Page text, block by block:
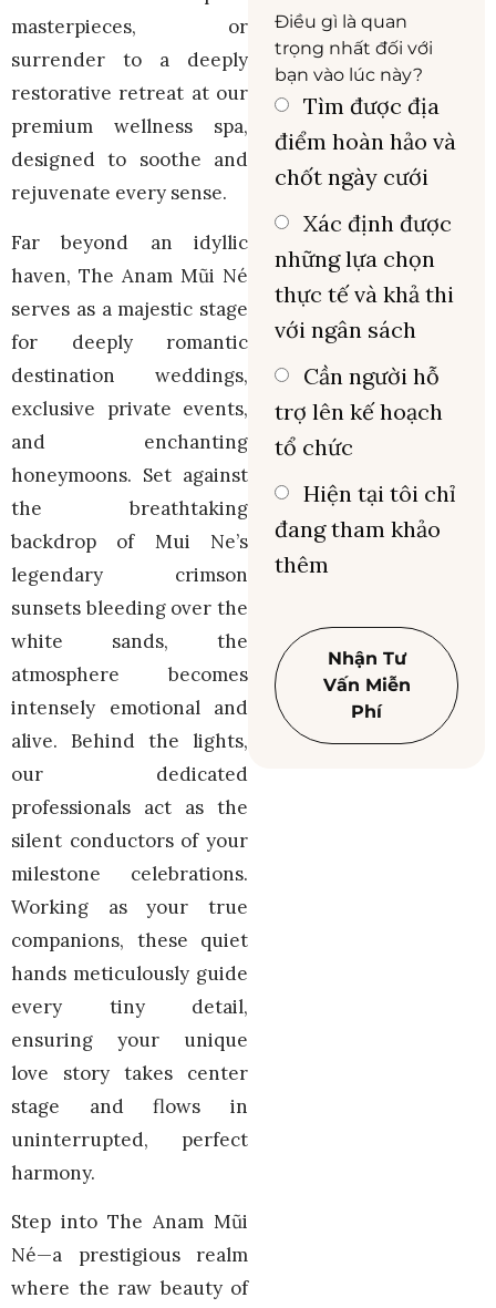
masterpieces, or
surrender to a deeply
restorative retreat at our
premium wellness spa,
designed to soothe and
rejuvenate every sense.
Far beyond an idyllic
haven, The Anam Mũi Né
serves as a majestic stage
for deeply romantic
destination weddings,
exclusive private events,
and enchanting
honeymoons. Set against
the breathtaking
backdrop of Mui Ne’s
legendary crimson
sunsets bleeding over the
white sands, the
atmosphere becomes
intensely emotional and
alive. Behind the lights,
our dedicated
professionals act as the
silent conductors of your
milestone celebrations.
Working as your true
companions, these quiet
hands meticulously guide
every tiny detail,
ensuring your unique
love story takes center
stage and flows in
uninterrupted, perfect
harmony.
Step into The Anam Mũi
Né—a prestigious realm
where the raw beauty of
Điều gì là quan
trọng nhất đối với
bạn vào lúc này?
Tìm được địa
điểm hoàn hảo và
chốt ngày cưới
Xác định được
những lựa chọn
thực tế và khả thi
với ngân sách
Cần người hỗ
trợ lên kế hoạch
tổ chức
Hiện tại tôi chỉ
đang tham khảo
thêm
Nhận Tư
Vấn Miễn
Phí